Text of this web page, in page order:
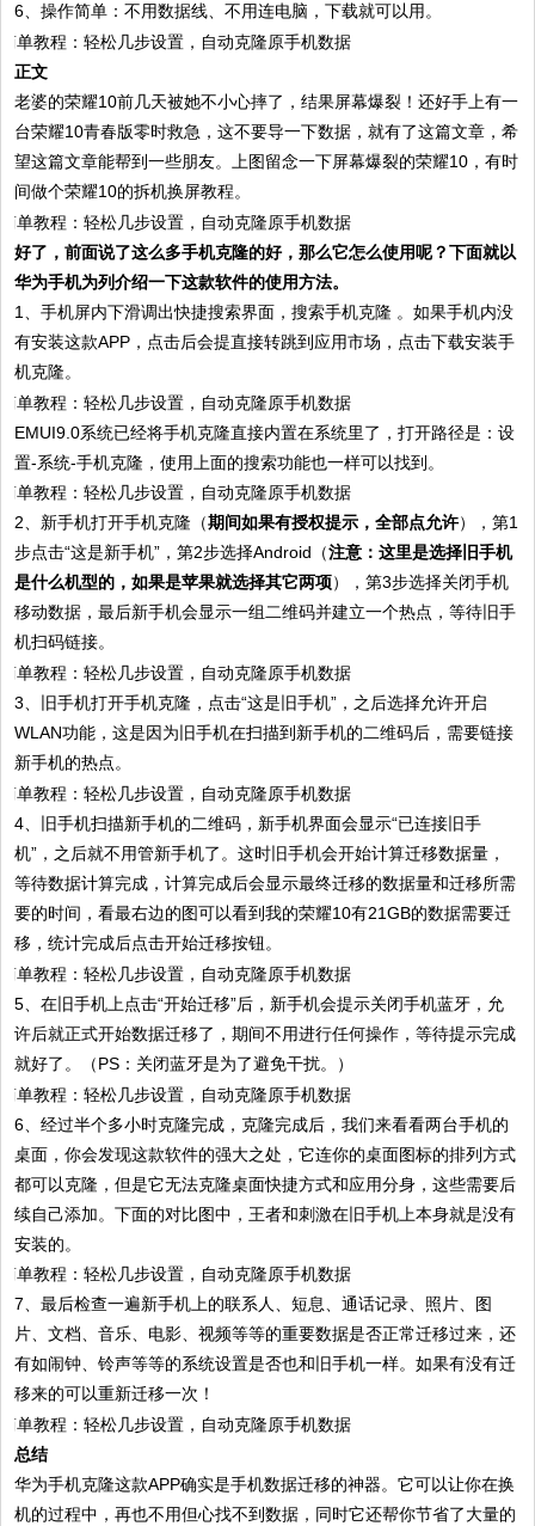
6、操作简单：不用数据线、不用连电脑，下载就可以用。
正文
老婆的荣耀10前几天被她不小心摔了，结果屏幕爆裂！还好手上有一
台荣耀10青春版零时救急，这不要导一下数据，就有了这篇文章，希
望这篇文章能帮到一些朋友。上图留念一下屏幕爆裂的荣耀10，有时
间做个荣耀10的拆机换屏教程。
好了，前面说了这么多手机克隆的好，那么它怎么使用呢？下面就以
华为手机为列介绍一下这款软件的使用方法。
1、手机屏内下滑调出快捷搜索界面，搜索手机克隆 。如果手机内没
有安装这款APP，点击后会提直接转跳到应用市场，点击下载安装手
机克隆。
EMUI9.0系统已经将手机克隆直接内置在系统里了，打开路径是：设
置-系统-手机克隆，使用上面的搜索功能也一样可以找到。
2、新手机打开手机克隆（期间如果有授权提示，全部点允许），第1
步点击“这是新手机”，第2步选择Android（注意：这里是选择旧手机
是什么机型的，如果是苹果就选择其它两项），第3步选择关闭手机
移动数据，最后新手机会显示一组二维码并建立一个热点，等待旧手
机扫码链接。
3、旧手机打开手机克隆，点击“这是旧手机”，之后选择允许开启
WLAN功能，这是因为旧手机在扫描到新手机的二维码后，需要链接
新手机的热点。
4、旧手机扫描新手机的二维码，新手机界面会显示“已连接旧手
机”，之后就不用管新手机了。这时旧手机会开始计算迁移数据量，
等待数据计算完成，计算完成后会显示最终迁移的数据量和迁移所需
要的时间，看最右边的图可以看到我的荣耀10有21GB的数据需要迁
移，统计完成后点击开始迁移按钮。
5、在旧手机上点击“开始迁移”后，新手机会提示关闭手机蓝牙，允
许后就正式开始数据迁移了，期间不用进行任何操作，等待提示完成
就好了。（PS：关闭蓝牙是为了避免干扰。）
6、经过半个多小时克隆完成，克隆完成后，我们来看看两台手机的
桌面，你会发现这款软件的强大之处，它连你的桌面图标的排列方式
都可以克隆，但是它无法克隆桌面快捷方式和应用分身，这些需要后
续自己添加。下面的对比图中，王者和刺激在旧手机上本身就是没有
安装的。
7、最后检查一遍新手机上的联系人、短息、通话记录、照片、图
片、文档、音乐、电影、视频等等的重要数据是否正常迁移过来，还
有如闹钟、铃声等等的系统设置是否也和旧手机一样。如果有没有迁
移来的可以重新迁移一次！
总结
华为手机克隆这款APP确实是手机数据迁移的神器。它可以让你在换
机的过程中，再也不用但心找不到数据，同时它还帮你节省了大量的